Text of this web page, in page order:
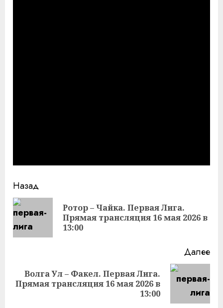
Продолжить
чтение
Назад
Ротор – Чайка. Первая Лига.
Прямая трансляция 16 мая 2026 в
13:00
Далее
Следующая
Волга Ул – Факел. Первая Лига.
Прямая трансляция 16 мая 2026 в
13:00